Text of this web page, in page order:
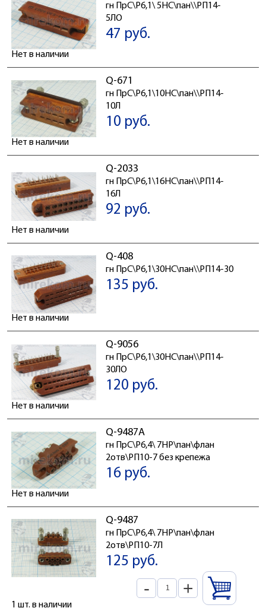
гн ПрС\P6,1\ 5HC\пан\\РП14-
5ЛО
47 руб.
Нет в наличии
Q-671
гн ПрС\P6,1\10HC\пан\\РП14-
10Л
10 руб.
Нет в наличии
Q-2033
гн ПрС\P6,1\16HC\пан\\РП14-
16Л
92 руб.
Нет в наличии
Q-408
гн ПрС\P6,1\30HC\пан\\РП14-30
135 руб.
Нет в наличии
Q-9056
гн ПрС\P6,1\30HC\пан\\РП14-
30ЛО
120 руб.
Нет в наличии
Q-9487А
гн ПрС\P6,4\ 7HP\пан\флан
2отв\РП10-7 без крепежа
16 руб.
Нет в наличии
Q-9487
гн ПрС\P6,4\ 7HP\пан\флан
2отв\РП10-7Л
125 руб.
- +
1 шт. в наличии